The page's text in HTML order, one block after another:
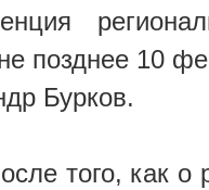
позднее 10
Бурков.
того, как о